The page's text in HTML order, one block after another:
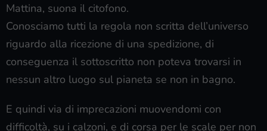
Mattina, suona il citofono.
Conosciamo tutti la regola non scritta dell’universo
riguardo alla ricezione di una spedizione, di
conseguenza il sottoscritto non poteva trovarsi in
nessun altro luogo sul pianeta se non in bagno.
E quindi via di imprecazioni muovendomi con
difficoltà, su i calzoni, e di corsa per le scale per non